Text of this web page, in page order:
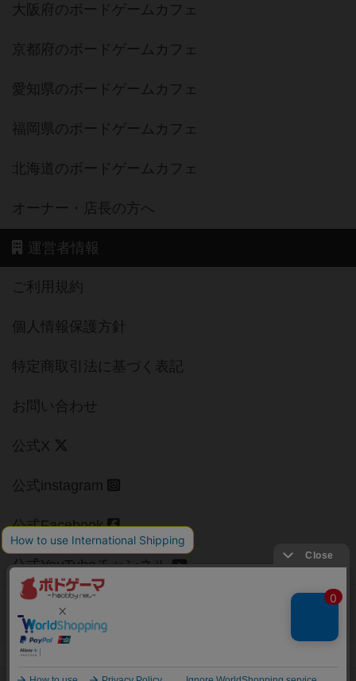
大阪府のボードゲームカフェ
京都府のボードゲームカフェ
愛知県のボードゲームカフェ
福岡県のボードゲームカフェ
北海道のボードゲームカフェ
オーナー・店長の方へ
運営者情報
ご利用規約
個人情報保護方針
特定商取引法に基づく表記
お問い合わせ
公式X
公式instagram
公式Facebook
公式YouTubeチャンネル